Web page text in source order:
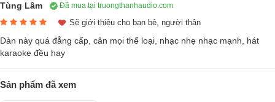
Tùng Lâm Đã mua tại truongthanhaudio.com
Sẽ giới thiệu cho bạn bè, người thân
Dàn này quá đẳng cấp, cân mọi thể loại, nhạc nhẹ nhạc mạnh, hát
karaoke đều hay
Sản phẩm đã xem